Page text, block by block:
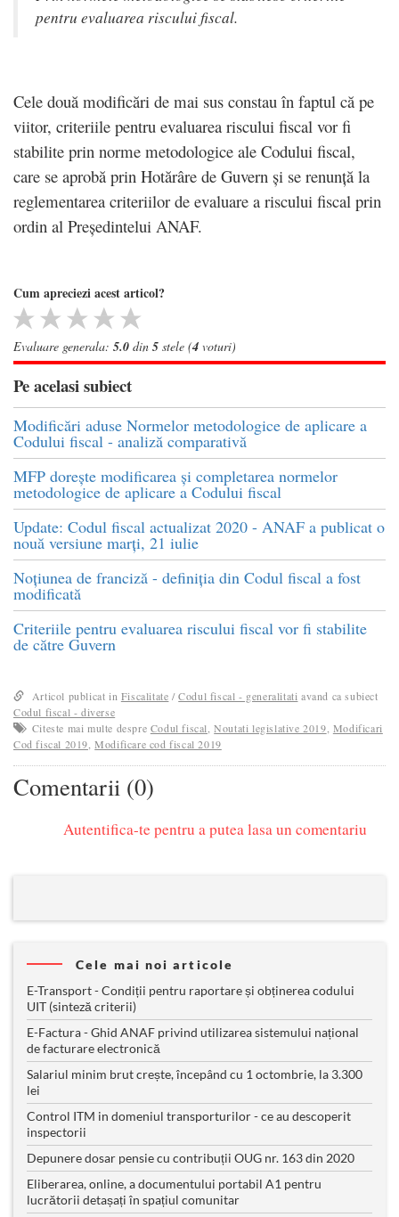
pentru evaluarea riscului fiscal.
Cele două modificări de mai sus constau în faptul că pe
viitor, criteriile pentru evaluarea riscului fiscal vor fi
stabilite prin norme metodologice ale Codului fiscal,
care se aprobă prin Hotărâre de Guvern și se renunță la
reglementarea criteriilor de evaluare a riscului fiscal prin
ordin al Președintelui ANAF.
Cum apreciezi acest articol?
Evaluare generala: 5.0 din 5 stele (4 voturi)
Pe acelasi subiect
Modificări aduse Normelor metodologice de aplicare a
Codului fiscal - analiză comparativă
MFP dorește modificarea și completarea normelor
metodologice de aplicare a Codului fiscal
Update: Codul fiscal actualizat 2020 - ANAF a publicat o
nouă versiune marți, 21 iulie
Noțiunea de franciză - definiția din Codul fiscal a fost
modificată
Criteriile pentru evaluarea riscului fiscal vor fi stabilite
de către Guvern
Articol publicat in Fiscalitate /Codul fiscal - generalitati avand ca subiect
Codul fiscal - diverse
Citeste mai multe despre Codul fiscal ,Noutati legislative 2019 Modificari
Cod fiscal 2019 ,Modificare cod fiscal 2019
Comentarii (0)
Autentifica-te pentru a putea lasa un comentariu
Cele mai noi articole
E-Transport - Condiții pentru raportare și obținerea codului
UIT (sinteză criterii)
E-Factura - Ghid ANAF privind utilizarea sistemului național
de facturare electronică
Salariul minim brut crește, începând cu 1 octombrie, la 3.300
lei
Control ITM in domeniul transporturilor - ce au descoperit
inspectorii
Depunere dosar pensie cu contribuții OUG nr. 163 din 2020
Eliberarea, online, a documentului portabil A1 pentru
lucrătorii detașați în spațiul comunitar